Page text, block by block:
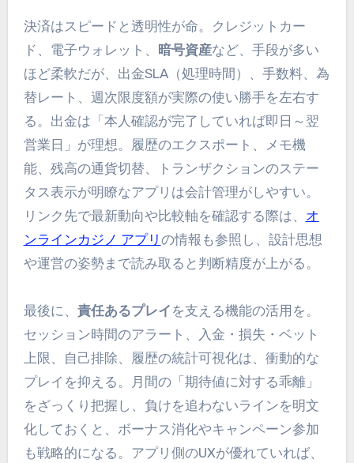
決済はスピードと透明性が命。クレジットカー
ド、電子ウォレット、 暗号資産など、手段が多い
ほど柔軟だが、出金SLA（処理時間）、手数料、為
替レート、週次限度額が実際の使い勝手を左右す
る。出金は「本人確認が完了していれば即日～翌
営業日」が理想。履歴のエクスポート、メモ機
能、残高の通貨切替、トランザクションのステー
タス表示が明瞭なアプリは会計管理がしやすい。
リンク先で最新動向や比較軸を確認する際は、 オ
ンラインカジノ アプリ の情報も参照し、設計思想
や運営の姿勢まで読み取ると判断精度が上がる。
最後に、 責任あるプレイ を支える機能の活用を。
セッション時間のアラート、入金・損失・ベット
上限、自己排除、履歴の統計可視化は、衝動的な
プレイを抑える。月間の「期待値に対する乖離」
をざっくり把握し、負けを追わないラインを明文
化しておくと、ボーナス消化やキャンペーン参加
も戦略的になる。アプリ側のUXが優れていれば、